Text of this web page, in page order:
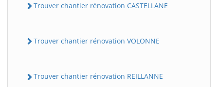
Trouver chantier rénovation CASTELLANE
Trouver chantier rénovation VOLONNE
Trouver chantier rénovation REILLANNE